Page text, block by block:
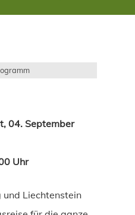
04. September
Uhr
und Liechtenstein